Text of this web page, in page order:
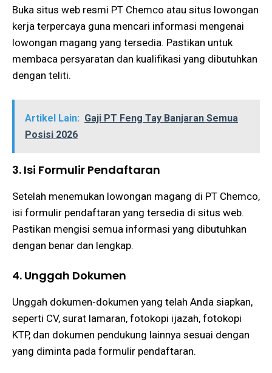
Buka situs web resmi PT Chemco atau situs lowongan
kerja terpercaya guna mencari informasi mengenai
lowongan magang yang tersedia. Pastikan untuk
membaca persyaratan dan kualifikasi yang dibutuhkan
dengan teliti​.
Artikel Lain: Gaji PT Feng Tay Banjaran Semua
Posisi 2026
3. Isi Formulir Pendaftaran
Setelah menemukan lowongan magang di PT Chemco,
isi formulir pendaftaran yang tersedia di situs web.
Pastikan mengisi semua informasi yang dibutuhkan
dengan benar dan lengkap​​.
4. Unggah Dokumen
Unggah dokumen-dokumen yang telah Anda siapkan,
seperti CV, surat lamaran, fotokopi ijazah, fotokopi
KTP, dan dokumen pendukung lainnya sesuai dengan
yang diminta pada formulir pendaftaran​.